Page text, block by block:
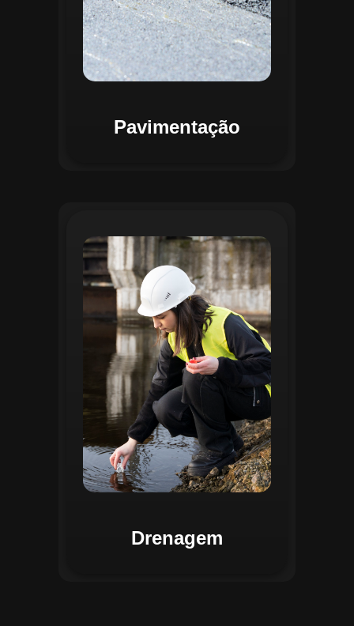
Pavimentação
Drenagem
O módulo de Gestão de Drenagem do
Regente aplica o geoprocessamento para
mapear redes de drenagem subterrâneas
e superficiais. A plataforma permite
identificar pontos de alagamento, planejar
intervenções e monitorar a eficiência das
estruturas de drenagem. Com análises
baseadas em dados coletados, o sistema
contribui para o planejamento urbano
sustentável, reduzindo riscos de
enchentes e otimizando a alocação de
recursos. Relatórios visuais facilitam a
comunicação dos resultados e o
acompanhamento dos projetos de
melhoria.